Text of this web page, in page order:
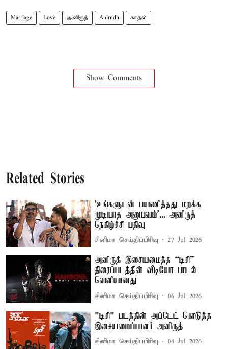
Marriage Love அனிருத் Anirudh காதல்
Show Comments
Related Stories
'உங்களுடன் பயணித்தது மறக்க
முடியாத அனுபவம்'... அனிருத்
நெகிழ்ச்சி பதிவு
சினிமா செய்திப்பிரிவு 27 Jul 2026
அனிருத் இசையமைத்த “டிசி”
திரைப்படத்தின் வீடியோ பாடல்
வெளியானது
சினிமா செய்திப்பிரிவு 06 Jul 2026
"டிசி" படத்தின் அப்டேட் கொடுத்த
இசையமைப்பாளர் அனிருத்
சினிமா செய்திப்பிரிவு 04 Jul 2026